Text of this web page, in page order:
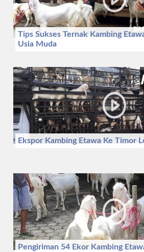
Tips Sukses Ternak Kambing
Usia Muda
Ekspor Kambing Etawa Ke Timor
Pengiriman 54 Ekor Kambing